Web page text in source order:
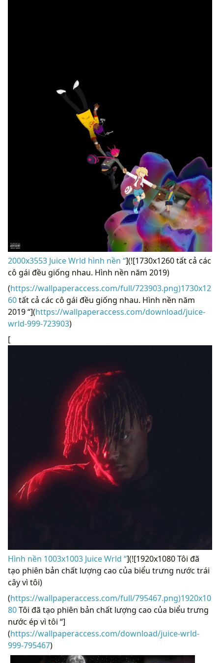
2000x3553 Juice Wrld hình nền “](![1730x1260 tất cả các
cô gái đều giống nhau. Hình nền năm 2019)
(https://wallpaperaccess.com/full/723903.png)1730x12
60tất cả các cô gái đều giống nhau. Hình nền năm
2019 “](https://wallpaperaccess.com/download/juice-
wrld-999-723903)
[
Hình nền 1003x1003 Juice Wrld “](![1920x1080 Tôi đã
tạo phiên bản chất lượng cao của biểu trưng nước trái
cây vì tôi)
(https://wallpaperaccess.com/full/795467.png)1920x10
80Tôi đã tạo phiên bản chất lượng cao của biểu trưng
nước ép vì tôi “]
(https://wallpaperaccess.com/download/juice-wrld-
999-795467)